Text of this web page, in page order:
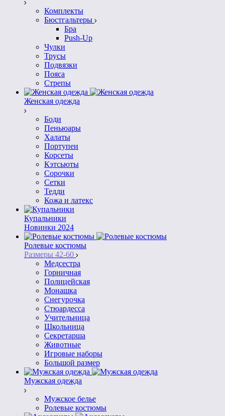
Комплекты
Бюстгальтеры
Бра
Push-Up
Чулки
Трусы
Подвязки
Пояса
Стрепы
Женская одежда
Боди
Пеньюары
Халаты
Портупеи
Корсеты
Кэтсьюты
Сорочки
Сетки
Тедди
Кожа и латекс
Купальники
Новинки 2024
Ролевые костюмы
Размеры 42-60
Медсестра
Горничная
Полицейская
Монашка
Снегурочка
Стюардесса
Учительница
Школьница
Секретарша
Животные
Игровые наборы
Большой размер
Мужская одежда
Мужское белье
Ролевые костюмы